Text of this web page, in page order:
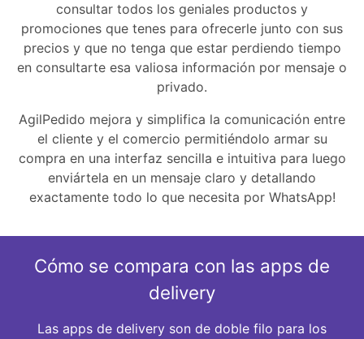
consultar todos los geniales productos y
promociones que tenes para ofrecerle junto con sus
precios y que no tenga que estar perdiendo tiempo
en consultarte esa valiosa información por mensaje o
privado.
AgilPedido mejora y simplifica la comunicación entre
el cliente y el comercio permitiéndolo armar su
compra en una interfaz sencilla e intuitiva para luego
enviártela en un mensaje claro y detallando
exactamente todo lo que necesita por WhatsApp!
Cómo se compara con las apps de
delivery
Las apps de delivery son de doble filo para los